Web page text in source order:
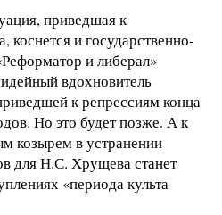
приведшая к
и государственно-
и либерал»
вдохновитель
к репрессиям конца
Но это будет позже. А к
козырем в устранении
для Н.С. Хрущева станет
«периода культа